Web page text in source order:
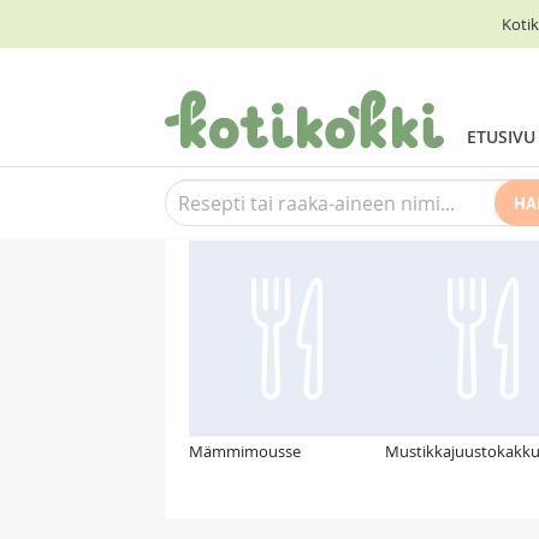
ETUSIVU
Suosittelemme myös
Mämmimousse Mustikkajuustokakku